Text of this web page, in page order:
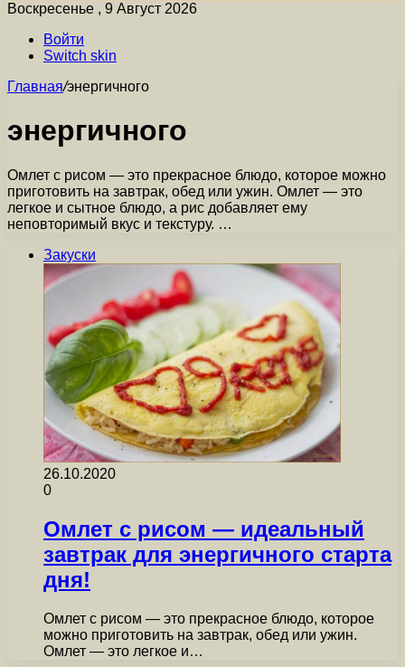
Воскресенье , 9 Август 2026
Войти
Switch skin
Главная/энергичного
энергичного
Омлет с рисом — это прекрасное блюдо, которое можно
приготовить на завтрак, обед или ужин. Омлет — это
легкое и сытное блюдо, а рис добавляет ему
неповторимый вкус и текстуру. …
Закуски
26.10.2020
0
Омлет с рисом — идеальный
завтрак для энергичного старта
дня!
Омлет с рисом — это прекрасное блюдо, которое
можно приготовить на завтрак, обед или ужин.
Омлет — это легкое и…